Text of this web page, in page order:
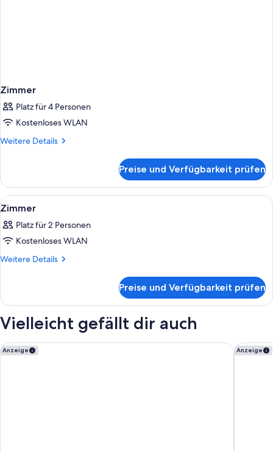
Zimmer
Platz für 4 Personen
Kostenloses WLAN
Weitere Details
Weitere
Preise und Verfügbarkeit prüfen
Alle
Fotos
für
Zimmer
anzeigen
Ein Badezimmer mit einem
1
Zimmer
Platz für 2 Personen
Kostenloses WLAN
Weitere Details
Weitere
Preise und Verfügbarkeit prüfen
Vielleicht gefällt dir auch
Anzeige
Queen Victoria Hotel & Manor House by NEWMARK Anzeige
Morea